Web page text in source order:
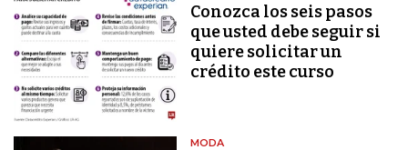
Conozca los seis pasos
que usted debe seguir si
quiere solicitar un
crédito este curso
MODA